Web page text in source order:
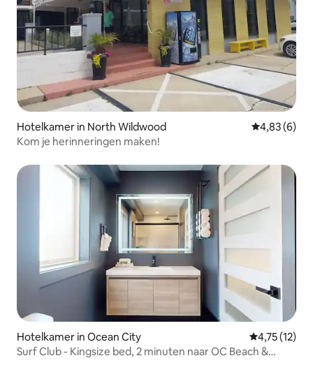
Hotelkamer in North Wildwood Gemiddelde
4,83 (6)
Kom je herinneringen maken!
Hotelkamer in Ocean City Gemiddelde
4,75 (12)
Surf Club - Kingsize bed, 2 minuten naar OC Beach &